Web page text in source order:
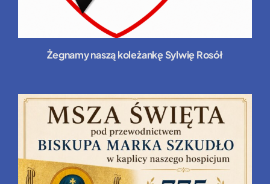
Żegnamy naszą koleżankę Sylwię Rosół